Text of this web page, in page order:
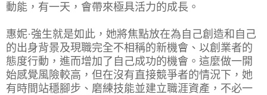
動能，有一天，會帶來極具活力的成長。
惠妮·強生就是如此，她將焦點放在為自己創造和自己
的出身背景及現職完全不相稱的新機會、以創業者的
態度行動，進而增加了自己成功的機會。這麼做一開
始感覺風險較高，但在沒有直接競爭者的情況下，她
有時間站穩腳步、磨練技能並建立職涯資產，不必一